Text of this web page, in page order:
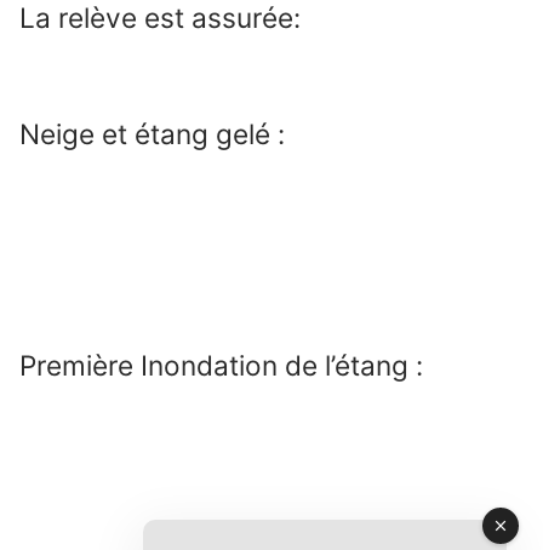
La relève est assurée:
Neige et étang gelé :
Première Inondation de l’étang :